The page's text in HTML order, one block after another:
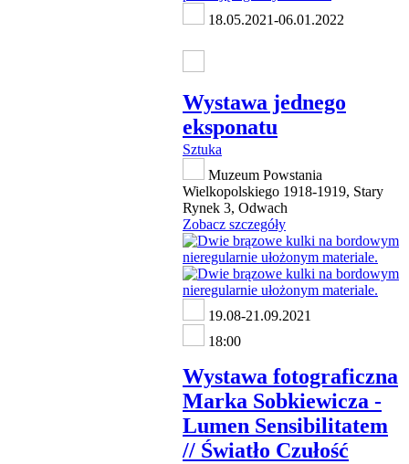
18.05.2021-06.01.2022
Wystawa jednego
eksponatu
Sztuka
Muzeum Powstania
Wielkopolskiego 1918-1919, Stary
Rynek 3, Odwach
Zobacz szczegóły
19.08-21.09.2021
18:00
Wystawa fotograficzna
Marka Sobkiewicza -
Lumen Sensibilitatem
// Światło Czułość